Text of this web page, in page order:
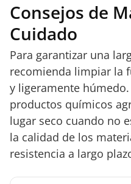
Consejos de
Cuidado
Para garantizar una
recomienda limpiar la
y ligeramente
productos químicos
lugar seco cuando no
la calidad de los
resistencia a largo